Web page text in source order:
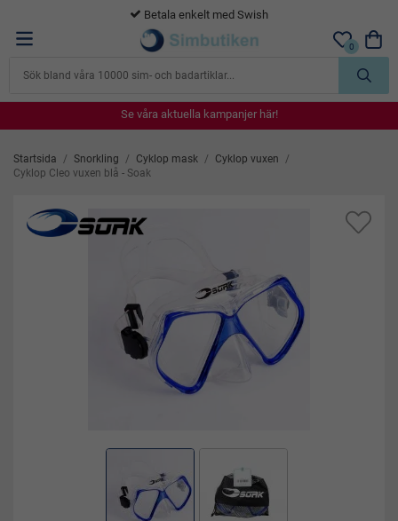
365 dagars öppet köp
0
Se våra aktuella kampanjer här!
Se våra aktuella kampanjer här!
Se våra aktuella kampanjer här!
Se våra aktuella kampanjer här!
Startsida / Snorkling / Cyklop mask / Cyklop vuxen
/
Cyklop Cleo vuxen blå - Soak